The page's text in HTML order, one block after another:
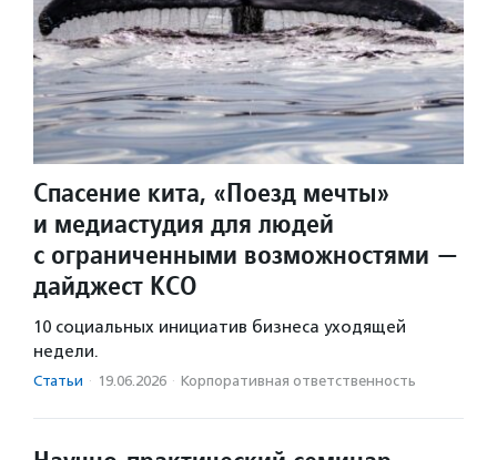
Спасение кита, «Поезд мечты»
и медиастудия для людей
с ограниченными возможностями —
дайджест КСО
10 социальных инициатив бизнеса уходящей
недели.
Статьи · 19.06.2026 · Корпоративная ответственность